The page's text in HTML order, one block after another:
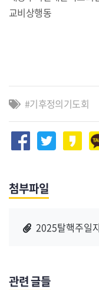
교비상행동
기후정의기도회
첨부파일
2025탈핵주일
관련 글들